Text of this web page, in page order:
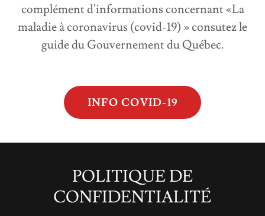
complément d'informations concernant «La
maladie à coronavirus (covid-19) » consutez le
guide du Gouvernement du Québec.
INFO COVID-19
POLITIQUE DE
CONFIDENTIALITÉ